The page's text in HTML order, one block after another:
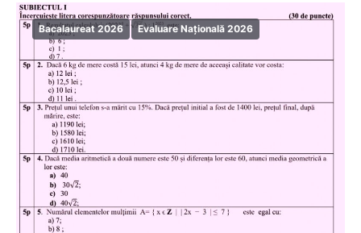
Bacalaureat 2026 Evaluare Națională 2026